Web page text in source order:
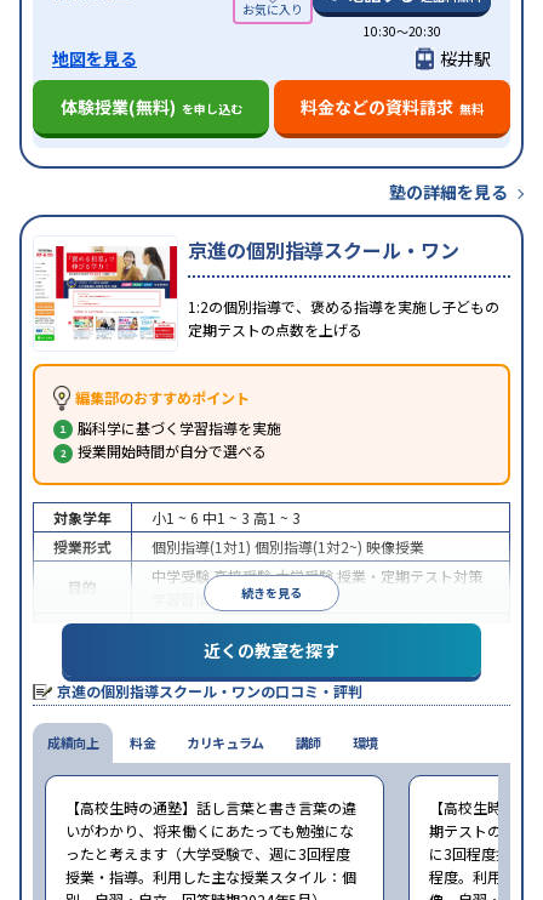
10:30〜20:30
地図を見る
桜井駅
体験授業(無料) を申し込む 料金などの資料請求 無料
塾の詳細を見る
京進の個別指導スクール・ワン
1:2の個別指導で、褒める指導を実施し子どもの
定期テストの点数を上げる
編集部のおすすめポイント
脳科学に基づく学習指導を実施
授業開始時間が自分で選べる
続きを見る
対象学年 小1 ~ 6 中1 ~ 3 高1 ~ 3
授業形式
個別指導(1対1) 個別指導(1対2~) 映像授業
目的
中学受験高校受験大学受験 授業・定期テスト対策
学習習慣の定着
中高一貫校生に対応授業の振替可能学習にPC・タ
ブレットを利用季節講習のみの受講可
※2024年6月調査。大学受験塾・予備校のアンケート調査方法を参照
近くの教室を探す
京進の個別指導スクール・ワンの口コミ・評判
成績向上
【高校生時の通塾】話し言葉と書き言葉の違
いがわかり、将来働くにあたっても勉強にな
ったと考えます（大学受験で、週に3回程度
授業・指導。利用した主な授業スタイル：個
【高校生時の通
期テストの点数
に3回程度授業
程度。利用した
料金 カリキュラム 講師 環境